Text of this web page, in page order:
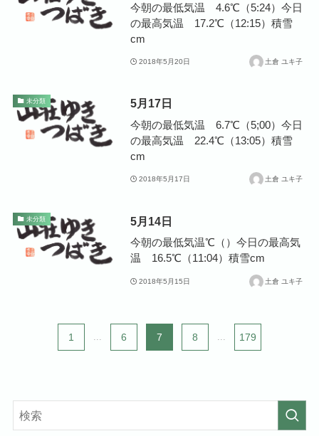
今朝の最低気温 4.6℃（5:24）今日
の最高気温 17.2℃（12:15）積雪
cm
2018年5月20日 土倉 ユキ子
未分類 5月17日
今朝の最低気温 6.7℃（5;00）今日
の最高気温 22.4℃（13:05）積雪
cm
2018年5月17日 土倉 ユキ子
未分類 5月14日
今朝の最低気温℃（）今日の最高気
温 16.5℃（11:04）積雪cm
2018年5月15日 土倉 ユキ子
1 6 7 8 179